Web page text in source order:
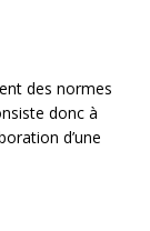
des normes
donc à
d’une